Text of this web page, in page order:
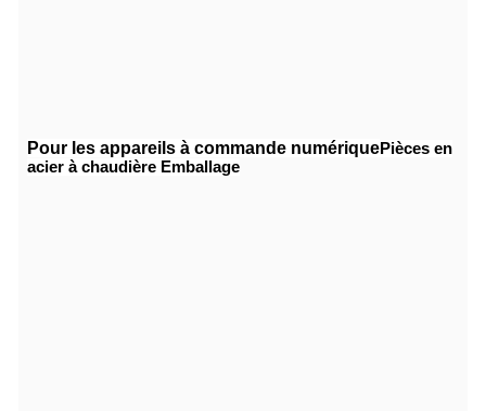
Pour les appareils à commande numériquePièces en
acier à chaudière Emballage